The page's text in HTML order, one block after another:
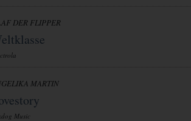
DER FLIPPER
MARTIN
Music